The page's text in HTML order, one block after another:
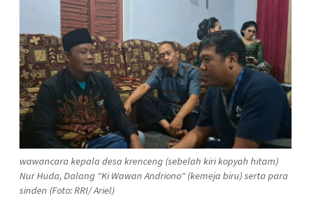
wawancara kepala desa krenceng (sebelah kiri kopyah hitam)
Nur Huda, Dalang "Ki Wawan Andriono" (kemeja biru) serta para
sinden (Foto: RRI/ Ariel)